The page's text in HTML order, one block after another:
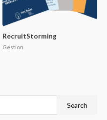
Search
RecruitStorming
Gestion